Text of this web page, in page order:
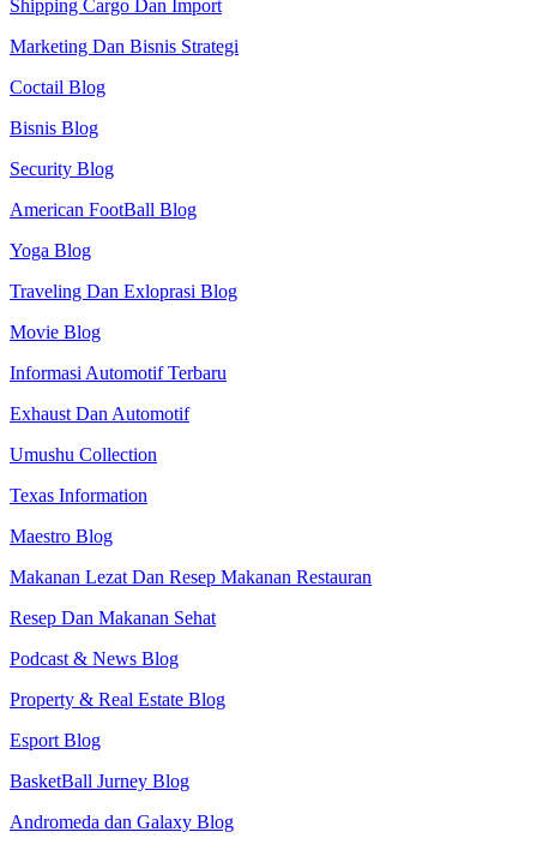
Shipping Cargo Dan Import
Marketing Dan Bisnis Strategi
Coctail Blog
Bisnis Blog
Security Blog
American FootBall Blog
Yoga Blog
Traveling Dan Exloprasi Blog
Movie Blog
Informasi Automotif Terbaru
Exhaust Dan Automotif
Umushu Collection
Texas Information
Maestro Blog
Makanan Lezat Dan Resep Makanan Restauran
Resep Dan Makanan Sehat
Podcast & News Blog
Property & Real Estate Blog
Esport Blog
BasketBall Jurney Blog
Andromeda dan Galaxy Blog